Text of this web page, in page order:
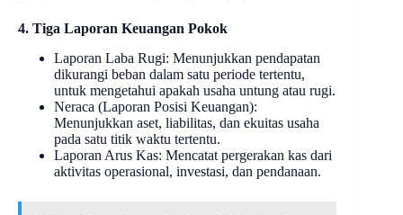
4. Tiga Laporan Keuangan Pokok
Laporan Laba Rugi: Menunjukkan pendapatan
dikurangi beban dalam satu periode tertentu,
untuk mengetahui apakah usaha untung atau rugi.
Neraca (Laporan Posisi Keuangan):
Menunjukkan aset, liabilitas, dan ekuitas usaha
pada satu titik waktu tertentu.
Laporan Arus Kas: Mencatat pergerakan kas dari
aktivitas operasional, investasi, dan pendanaan.